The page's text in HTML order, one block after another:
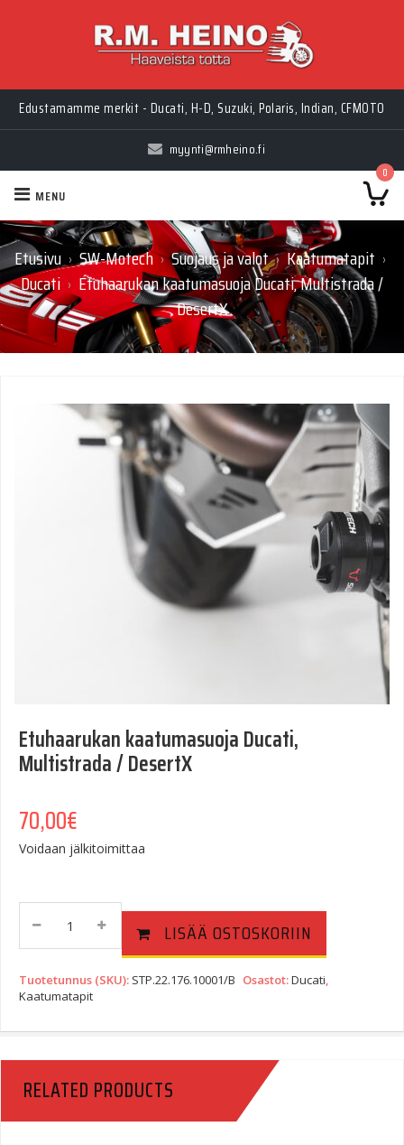
Edustamamme merkit - Ducati, H-D, Suzuki, Polaris, Indian, CFMOTO
myynti@rmheino.fi
0
MENU
Etusivu › SW-Motech › Suojaus ja valot › Kaatumatapit ›
Ducati › Etuhaarukan kaatumasuoja Ducati, Multistrada /
DesertX
Etuhaarukan kaatumasuoja Ducati,
Multistrada / DesertX
70,00€
Voidaan jälkitoimittaa
Etuhaarukan
Multistrada
/
Quantity
LISÄÄ OSTOSKORIIN
Tuotetunnus (SKU): STP.22.176.10001/B Osastot:Ducati,
Kaatumatapit
RELATED PRODUCTS